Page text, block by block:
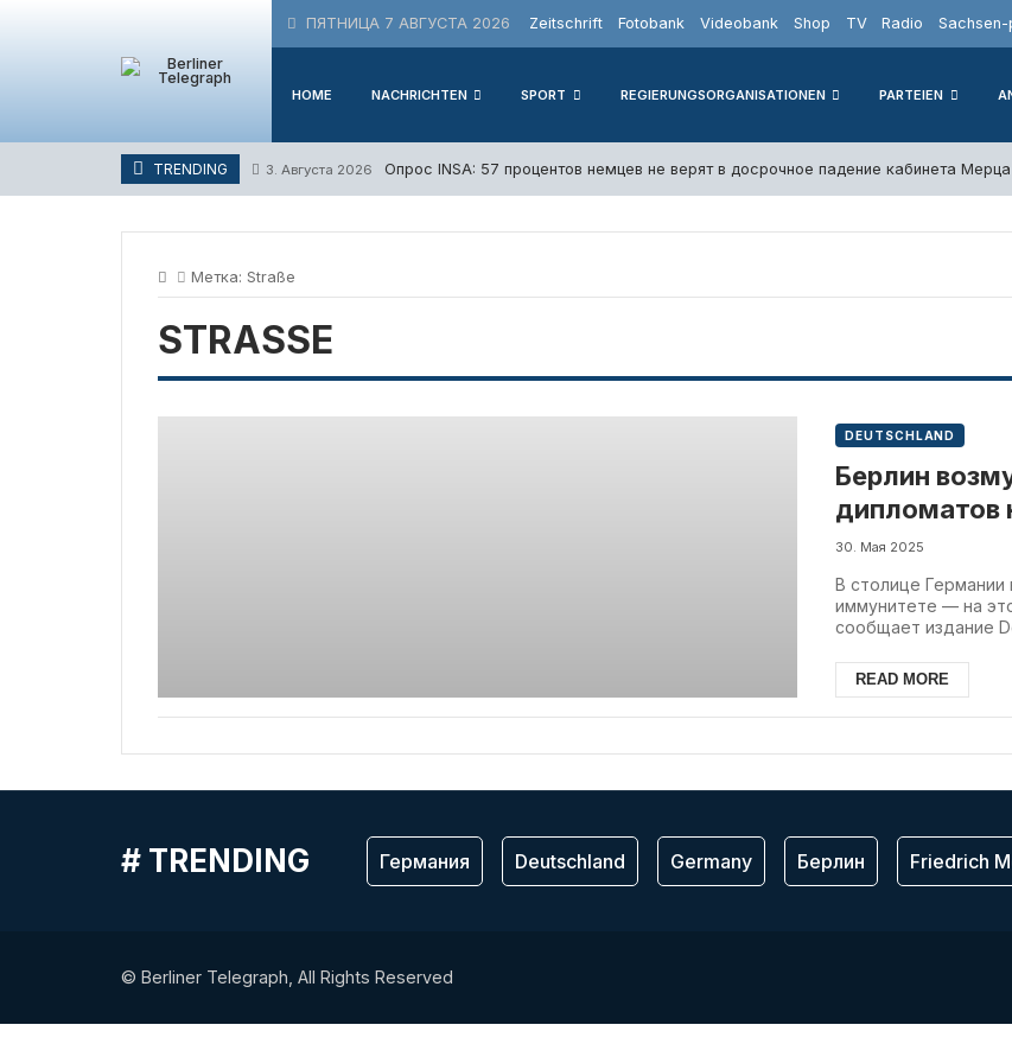
ПЯТНИЦА 7 АВГУСТА 2026 Zeitschrift Fotobank Videobank Shop TV Radio
HOME NACHRICHTEN SPORT REGIERUNGSORGANISATIONEN PARTEIEN
TRENDING 3. Августа 2026 Опрос INSA: 57 процентов немцев не верят в досрочное падение кабинета Мерца
Метка: Straße
STRASSE
DEUTSCHLAND
Берлин
дипломатов
30. Мая 2025
В столице Германии
иммунитете — на
сообщает издание
READ MORE
# TRENDING Германия Deutschland Germany Берлин Friedrich
© Berliner Telegraph, All Rights Reserved